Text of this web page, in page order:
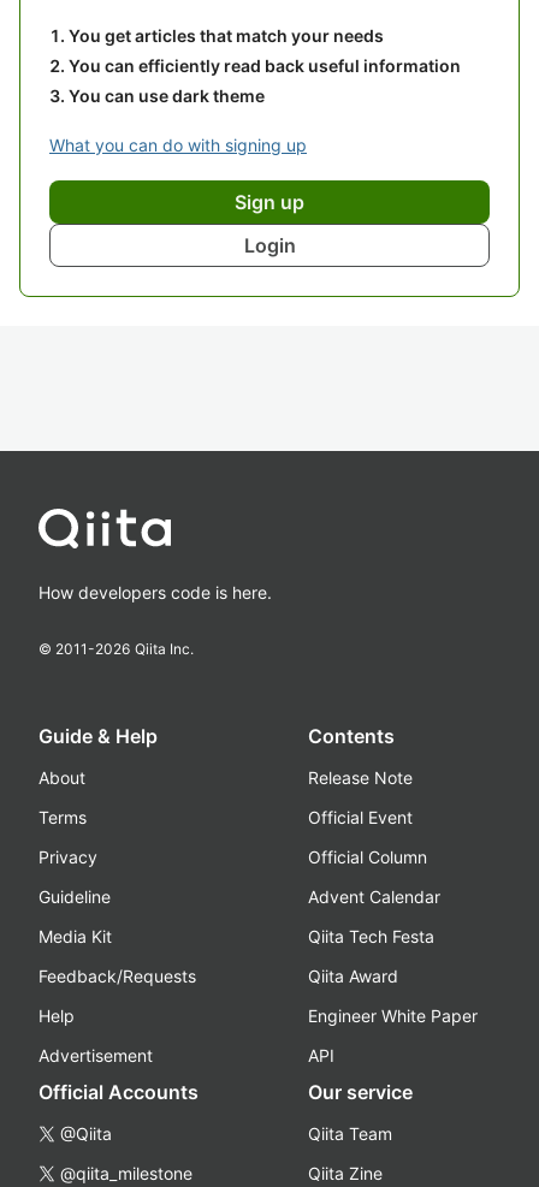
You get articles that match your needs
You can efficiently read back useful information
You can use dark theme
What you can do with signing up
Sign up
Login
How developers code is here.
© 2011-2026 Qiita Inc.
Guide & Help
About
Terms
Privacy
Guideline
Media Kit
Feedback/Requests
Help
Advertisement
Contents
Release Note
Official Event
Official Column
Advent Calendar
Qiita Tech Festa
Qiita Award
Engineer White Paper
API
Official Accounts
@Qiita
@qiita_milestone
Our service
Qiita Team
Qiita Zine